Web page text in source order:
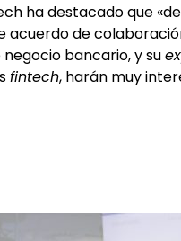
ha destacado que
de
bancario, y su
fintech, harán muy